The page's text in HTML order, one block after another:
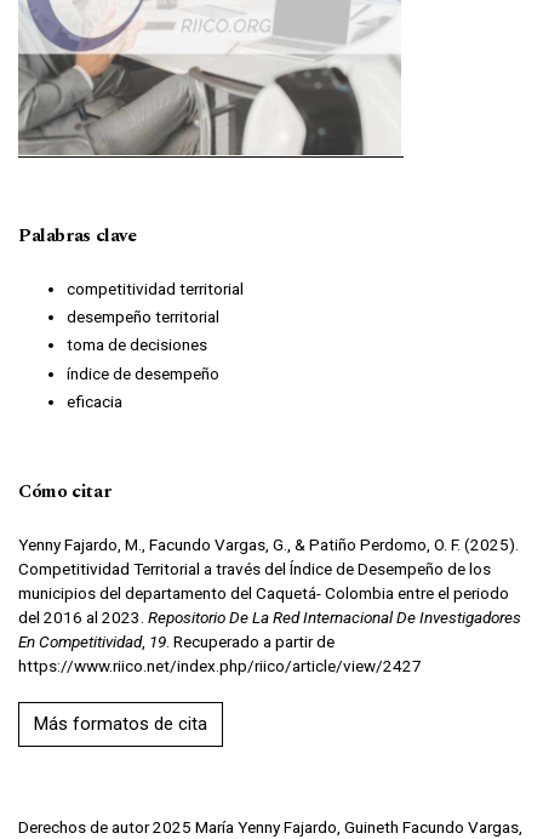
Palabras clave
competitividad territorial
desempeño territorial
toma de decisiones
índice de desempeño
eficacia
Cómo citar
Yenny Fajardo, M., Facundo Vargas, G., & Patiño Perdomo, O. F. (2025).
Competitividad Territorial a través del Índice de Desempeño de los
municipios del departamento del Caquetá- Colombia entre el periodo
del 2016 al 2023. Repositorio De La Red Internacional De Investigadores
En Competitividad, 19. Recuperado a partir de
https://www.riico.net/index.php/riico/article/view/2427
Más formatos de cita
Derechos de autor 2025 María Yenny Fajardo, Guineth Facundo Vargas,